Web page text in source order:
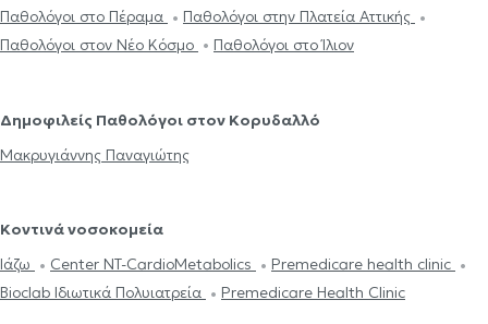
Παθολόγοι στο Πέραμα
Παθολόγοι στην Πλατεία Αττικής
Παθολόγοι στον Νέο Κόσμο
Παθολόγοι στο Ίλιον
Δημοφιλείς Παθολόγοι στον Κορυδαλλό
Μακρυγιάννης Παναγιώτης
Κοντινά νοσοκομεία
Ιάζω
Center NT-CardioMetabolics
Premedicare health clinic
Bioclab Ιδιωτικά Πολυιατρεία
Premedicare Health Clinic